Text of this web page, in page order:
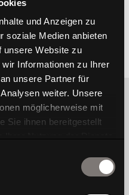
und Anzeigen zu
soziale Medien anbieten
unsere Website zu
Informationen zu Ihrer
unsere Partner für
weiter. Unsere
möglicherweise mit
Sie ihnen bereitgestellt
For us, well-